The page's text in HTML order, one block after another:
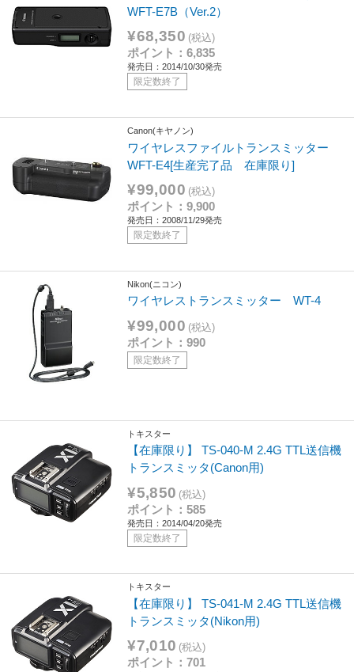
WFT-E7B（Ver.2）
¥68,350 (税込)
ポイント：6,835
発売日：2014/10/30発売
限定数終了
Canon(キヤノン)
ワイヤレスファイルトランスミッター
WFT-E4[生産完了品 在庫限り]
¥99,000 (税込)
ポイント：9,900
発売日：2008/11/29発売
限定数終了
Nikon(ニコン)
ワイヤレストランスミッター WT-4
¥99,000 (税込)
ポイント：990
限定数終了
トキスター
【在庫限り】 TS-040-M 2.4G TTL送信機
トランスミッタ(Canon用)
¥5,850 (税込)
ポイント：585
発売日：2014/04/20発売
限定数終了
トキスター
【在庫限り】 TS-041-M 2.4G TTL送信機
トランスミッタ(Nikon用)
¥7,010 (税込)
ポイント：701